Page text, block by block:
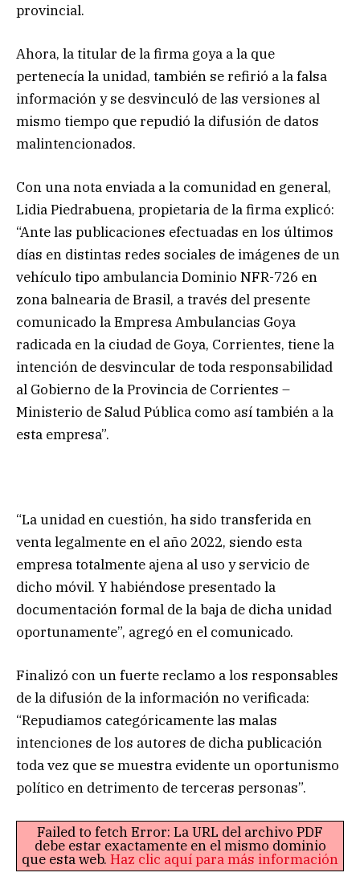
provincial.
Ahora, la titular de la firma goya a la que
pertenecía la unidad, también se refirió a la falsa
información y se desvinculó de las versiones al
mismo tiempo que repudió la difusión de datos
malintencionados.
Con una nota enviada a la comunidad en general,
Lidia Piedrabuena, propietaria de la firma explicó:
“Ante las publicaciones efectuadas en los últimos
días en distintas redes sociales de imágenes de un
vehículo tipo ambulancia Dominio NFR-726 en
zona balnearia de Brasil, a través del presente
comunicado la Empresa Ambulancias Goya
radicada en la ciudad de Goya, Corrientes, tiene la
intención de desvincular de toda responsabilidad
al Gobierno de la Provincia de Corrientes –
Ministerio de Salud Pública como así también a la
esta empresa”.
“La unidad en cuestión, ha sido transferida en
venta legalmente en el año 2022, siendo esta
empresa totalmente ajena al uso y servicio de
dicho móvil. Y habiéndose presentado la
documentación formal de la baja de dicha unidad
oportunamente”, agregó en el comunicado.
Finalizó con un fuerte reclamo a los responsables
de la difusión de la información no verificada:
“Repudiamos categóricamente las malas
intenciones de los autores de dicha publicación
toda vez que se muestra evidente un oportunismo
político en detrimento de terceras personas”.
Failed to fetch Error: La URL del archivo PDF
debe estar exactamente en el mismo dominio
que esta web. Haz clic aquí para más información